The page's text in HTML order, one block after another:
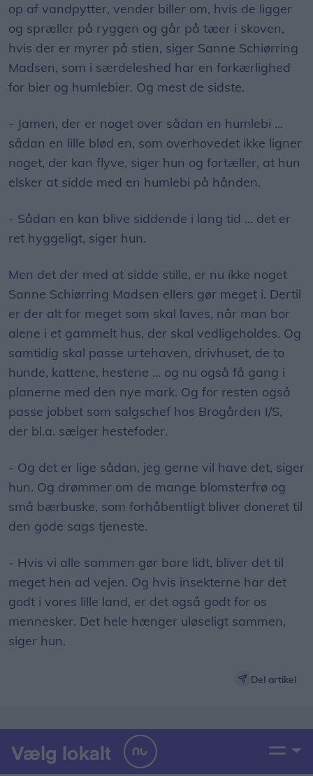
op af vandpytter, vender biller om, hvis de ligger
og spræller på ryggen og går på tæer i skoven,
hvis der er myrer på stien, siger Sanne Schiørring
Madsen, som i særdeleshed har en forkærlighed
for bier og humlebier. Og mest de sidste.
- Jamen, der er noget over sådan en humlebi ...
sådan en lille blød en, som overhovedet ikke ligner
noget, der kan flyve, siger hun og fortæller, at hun
elsker at sidde med en humlebi på hånden.
- Sådan en kan blive siddende i lang tid ... det er
ret hyggeligt, siger hun.
Men det der med at sidde stille, er nu ikke noget
Sanne Schiørring Madsen ellers gør meget i. Dertil
er der alt for meget som skal laves, når man bor
alene i et gammelt hus, der skal vedligeholdes. Og
samtidig skal passe urtehaven, drivhuset, de to
hunde, kattene, hestene ... og nu også få gang i
planerne med den nye mark. Og for resten også
passe jobbet som salgschef hos Brogården I/S,
der bl.a. sælger hestefoder.
- Og det er lige sådan, jeg gerne vil have det, siger
hun. Og drømmer om de mange blomsterfrø og
små bærbuske, som forhåbentligt bliver doneret til
den gode sags tjeneste.
- Hvis vi alle sammen gør bare lidt, bliver det til
meget hen ad vejen. Og hvis insekterne har det
godt i vores lille land, er det også godt for os
mennesker. Det hele hænger uløseligt sammen,
siger hun.
Del artikel